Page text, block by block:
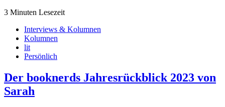
3 Minuten Lesezeit
Interviews & Kolumnen
Kolumnen
lit
Persönlich
Der booknerds Jahresrückblick 2023 von
Sarah